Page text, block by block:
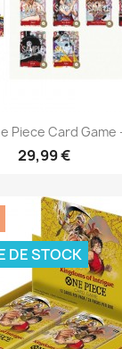
Piece Card Game
29,99 €
DE STOCK